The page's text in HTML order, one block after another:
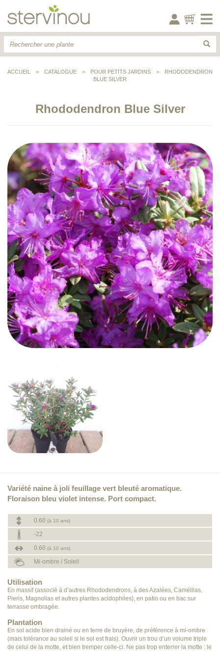
ACCUEIL > CATALOGUE > POUR PETITS JARDINS >
RHODODENDRON
BLUE SILVER
Rhododendron Blue Silver
Variété naine à joli feuillage vert bleuté aromatique.
Floraison bleu violet intense. Port compact.
0.60 (à 10 ans)
-22
0.60 (à 10 ans)
Mi-ombre / Soleil
Utilisation
En massif (associé à d’autres Rhododendrons, à des Azalées, Caméllias,
Pieris, Magnolias et autres plantes acidophiles), en patio ou en bac sur
terrasse ombragée.
Plantation
En sol acide bien drainé ou en terre de bruyère, de préférence à mi-ombre
(mais tolérance au soleil si le sol est frais). Ouvrir un trou d’un volume triple
de celui de la motte, et bien tremper celle-ci. Ne pas trop enterrer la motte : le